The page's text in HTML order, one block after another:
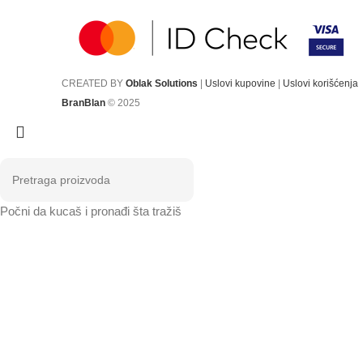
CREATED BY Oblak Solutions Uslovi kupovine
Uslovi korišćenja
BranBlan © 2025
Počni da kucaš i pronađi šta tražiš